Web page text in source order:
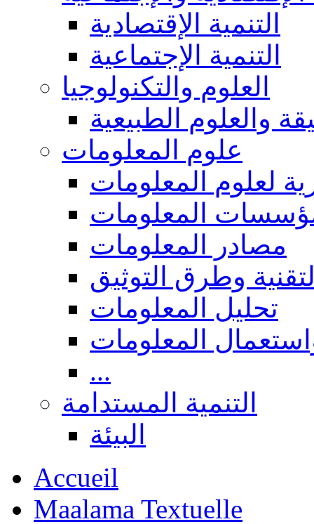
التنمية الإقتصادية
التنمية الإجتماعية
العلوم والتكنولوجيا
والعلوم الطبيعية
علوم المعلومات
لعلوم المعلومات
المعلومات
مصادر المعلومات
وطرق التوثيق
تحليل المعلومات
المعلومات
...
التنمية المستدامة
البيئة
Accueil
Maalama Textuelle